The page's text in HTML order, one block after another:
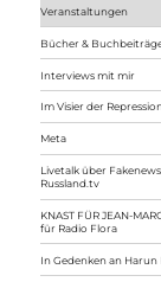
Veranstaltungen
Bücher &
Interviews mit mir
Im Visier der
Meta
Livetalk über
Russland.tv
KNAST FÜR JEAN-
für Radio Flora
In Gedenken an Harun